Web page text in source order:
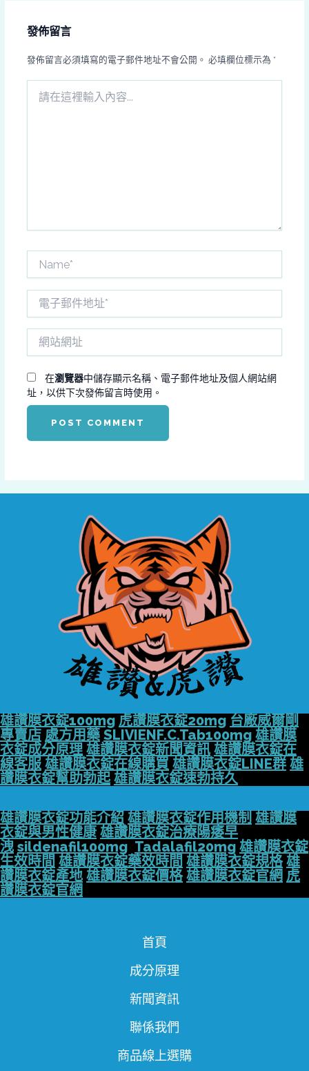
發佈留言
發佈留言必須填寫的電子郵件地址不會公開。 必填欄位標示為 *
*址
在瀏覽器中儲存顯示名稱、電子郵件地址及個人網站網
址，以供下次發佈留言時使用。
雄讚膜衣錠100mg 虎讚膜衣錠20mg 台廠威爾剛
專賣店 處方用藥 SLIVIENF.C.Tab100mg 雄讚膜
衣錠成分原理 雄讚膜衣錠新聞資訊 雄讚膜衣錠在
線客服 雄讚膜衣錠在線購買 雄讚膜衣錠LINE群 雄
讚膜衣錠幫助勃起 雄讚膜衣錠速勃持久
雄讚膜衣錠功能介紹 雄讚膜衣錠作用機制 雄讚膜
衣錠與男性健康 雄讚膜衣錠治療陽痿早
洩 sildenafil100mg Tadalafil20mg 雄讚膜衣錠
生效時間 雄讚膜衣錠藥效時間 雄讚膜衣錠規格 雄
讚膜衣錠產地 雄讚膜衣錠價格 雄讚膜衣錠官網 虎
讚膜衣錠官網
首頁
成分原理
新聞資訊
聯係我們
商品線上選購